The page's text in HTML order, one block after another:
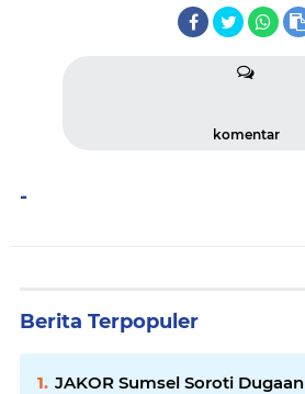
komentar
-
Berita Terpopuler
JAKOR Sumsel Soroti Dugaan